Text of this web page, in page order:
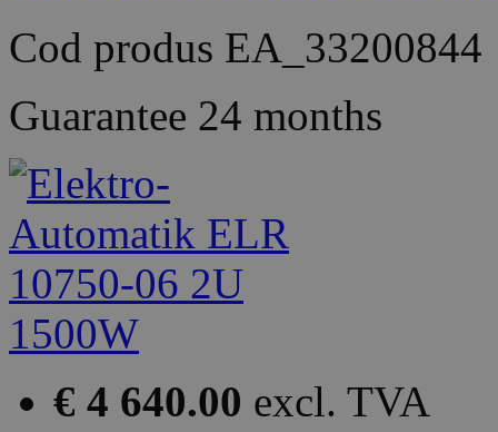
Cod produs EA_33200844
Guarantee 24 months
€ 4 640.00 excl. TVA